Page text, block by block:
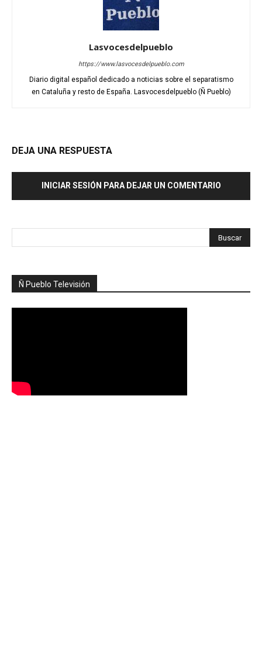
Lasvocesdelpueblo
https://www.lasvocesdelpueblo.com
Diario digital español dedicado a noticias sobre el separatismo
en Cataluña y resto de España. Lasvocesdelpueblo (Ñ Pueblo)
DEJA UNA RESPUESTA
INICIAR SESIÓN PARA DEJAR UN COMENTARIO
Ñ Pueblo Televisión